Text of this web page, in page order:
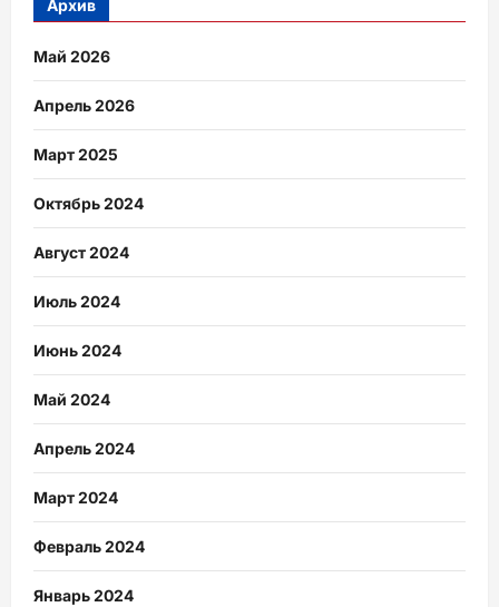
Архив
Май 2026
Апрель 2026
Март 2025
Октябрь 2024
Август 2024
Июль 2024
Июнь 2024
Май 2024
Апрель 2024
Март 2024
Февраль 2024
Январь 2024